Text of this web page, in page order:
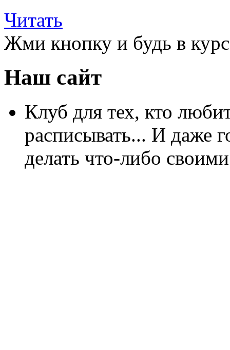
Читать
Жми кнопку и будь в
Наш сайт
Клуб для тех, кто
расписывать... И даже
делать что-либо